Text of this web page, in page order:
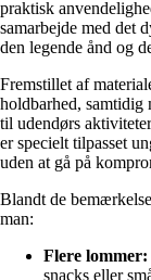
praktisk
samarbejde med det
den legende ånd og
Fremstillet af
holdbarhed, samtidig
til udendørs
er specielt tilpasset
uden at gå på
Blandt de
man:
Flere lommer:
snacks eller